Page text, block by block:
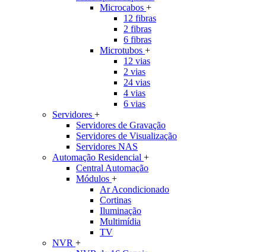
Microcabos +
12 fibras
2 fibras
6 fibras
Microtubos +
12 vias
2 vias
24 vias
4 vias
6 vias
Servidores +
Servidores de Gravação
Servidores de Visualização
Servidores NAS
Automação Residencial +
Central Automação
Módulos +
Ar Acondicionado
Cortinas
Iluminação
Multimídia
TV
NVR +